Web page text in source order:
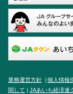
業務運営方針 ［個人情報
関して
JAあいち経済連